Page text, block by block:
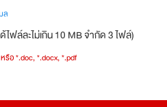
ล
ฟล์ละไม่เกิน 10 MB จำกัด 3 ไฟล์)
รือ *.doc, *.docx, *.pdf